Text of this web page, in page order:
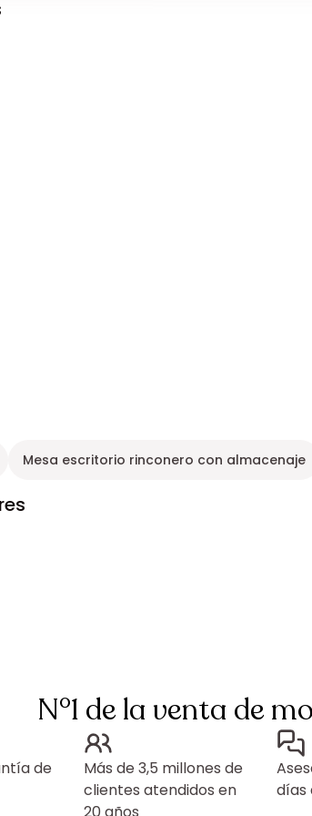
Mesa escritorio rinconero con almacenaje
N°1 de la venta de
de
Más de 3,5 millones de
clientes atendidos en
20 años
días